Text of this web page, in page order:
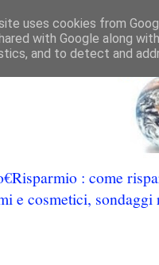
: come
e cosmetici,
uses cookies from
with Google along
and to detect and